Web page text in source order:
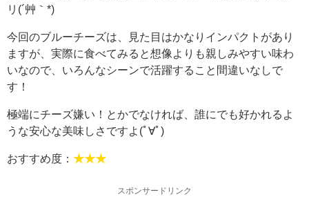
リ(´艸｀*)
今回のブルーチーズは、見た目はかなりインパクトがあり
ますが、実際に食べてみると想像よりも親しみやすい味わ
いなので、いろんなシーンで活躍すること間違いなしで
す！
極端にチーズ嫌い！とかでなければ、誰にでも好かれるよ
うな安心な美味しさですよ(ﾟ∀ﾟ)
おすすめ度： ★★★
スポンサードリンク